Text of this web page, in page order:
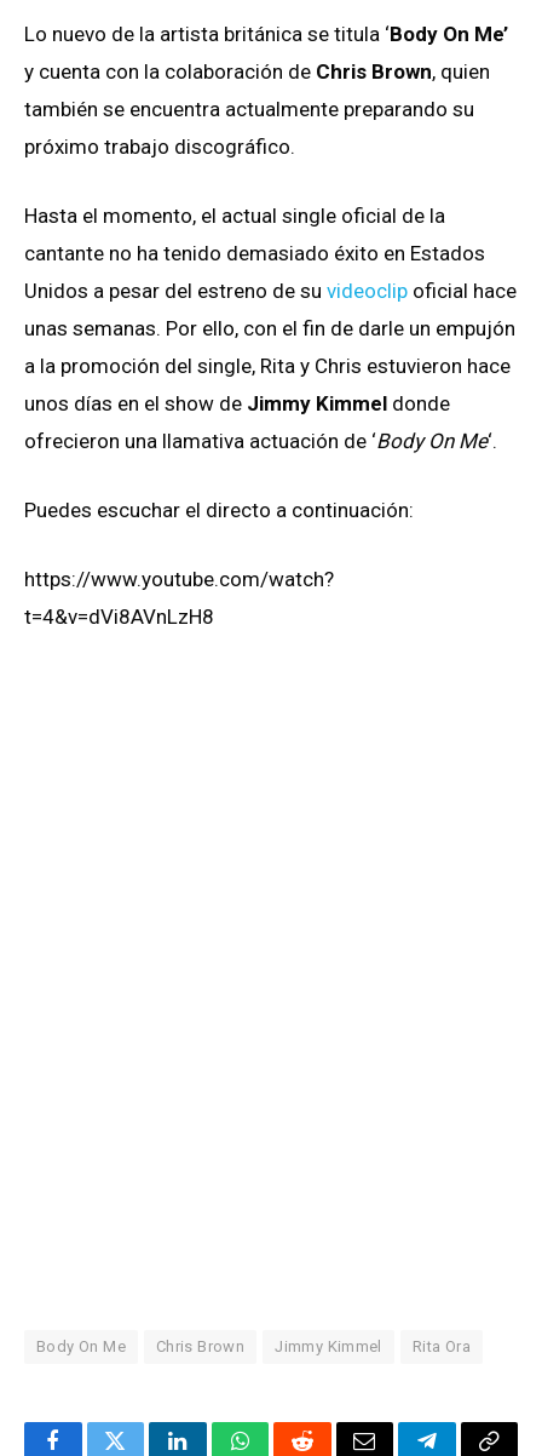
Lo nuevo de la artista británica se titula ‘Body On Me’
y cuenta con la colaboración de Chris Brown, quien
también se encuentra actualmente preparando su
próximo trabajo discográfico.
Hasta el momento, el actual single oficial de la
cantante no ha tenido demasiado éxito en Estados
Unidos a pesar del estreno de su videoclip oficial hace
unas semanas. Por ello, con el fin de darle un empujón
a la promoción del single, Rita y Chris estuvieron hace
unos días en el show de Jimmy Kimmel donde
ofrecieron una llamativa actuación de ‘Body On Me‘.
Puedes escuchar el directo a continuación:
https://www.youtube.com/watch?
t=4&v=dVi8AVnLzH8
Body On Me Chris Brown Jimmy Kimmel Rita Ora